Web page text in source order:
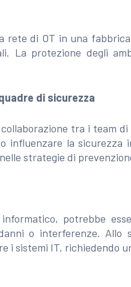
rete di OT in una
La protezione degli
di sicurezza
tra i team
influenzare la
strategie di
potrebbe
o interferenze. Allo
i sistemi IT, richiedendo